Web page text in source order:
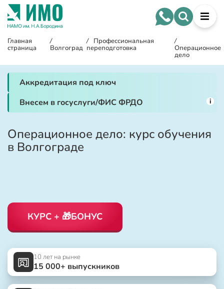
Главная
страница
/
Волгоград
/ Профессиональная
переподготовка
/
Операционное
дело
Аккредитация под ключ
Внесем в госуслуги/ФИС ФРДО
i
Операционное дело: курс обучения
в Волгограде
КУРС + 🎁БОНУС
10 лет на рынке
15 000+ выпускников